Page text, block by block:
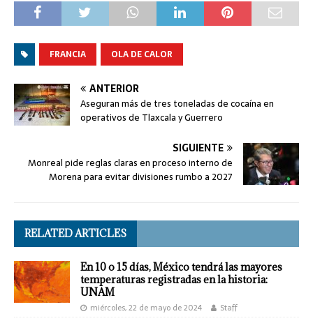
FRANCIA OLA DE CALOR
ANTERIOR
Aseguran más de tres toneladas de cocaína en
operativos de Tlaxcala y Guerrero
SIGUIENTE
Monreal pide reglas claras en proceso interno de
Morena para evitar divisiones rumbo a 2027
RELATED ARTICLES
En 10 o 15 días, México tendrá las mayores
temperaturas registradas en la historia:
UNAM
miércoles, 22 de mayo de 2024 Staff